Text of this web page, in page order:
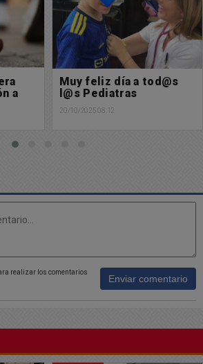
Les deseamos un
excelente sábado
18/10/2025 08:43
realizar los comentarios
Enviar comentario